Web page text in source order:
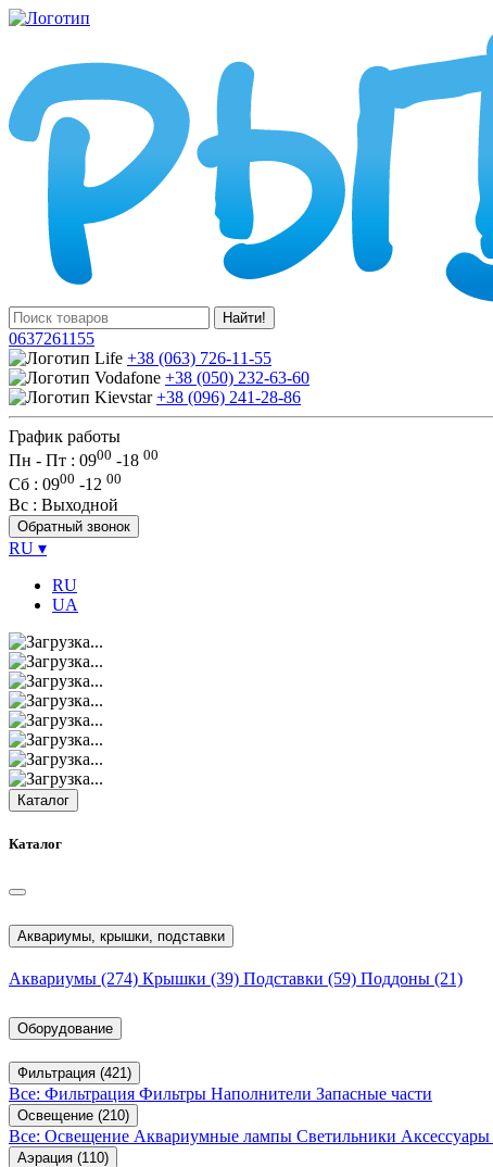
Найти!
0637261155
+38 (063) 726-11-55
+38 (050) 232-63-60
+38 (096) 241-28-86
График работы
Пн - Пт : 0900 -18 00
Сб : 0900 -12 00
Вс : Выходной
Обратный звонок
RU ▾
RU
UA
Каталог
Каталог
Аквариумы, крышки, подставки
Аквариумы (274) Крышки (39) Подставки (59) Поддоны (21)
Оборудование
Фильтрация (421)
Все: Фильтрация Фильтры Наполнители Запасные части
Освещение (210)
Все: Освещение Аквариумные лампы Светильники Аксессуары
Аэрация (110)